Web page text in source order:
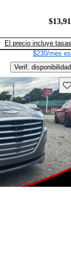
El precio incluye tasas
$230/mes
Verif. disponibilidad